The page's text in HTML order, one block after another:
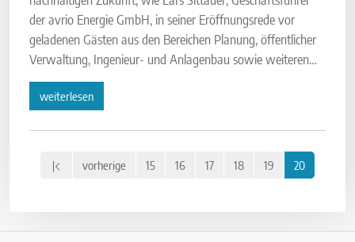
der avrio Energie GmbH, in seiner Eröffnungsrede vor
geladenen Gästen aus den Bereichen Planung, öffentlicher
Verwaltung, Ingenieur- und Anlagenbau sowie weiteren…
weiterlesen
vorherige 15 16 17 18 19 20